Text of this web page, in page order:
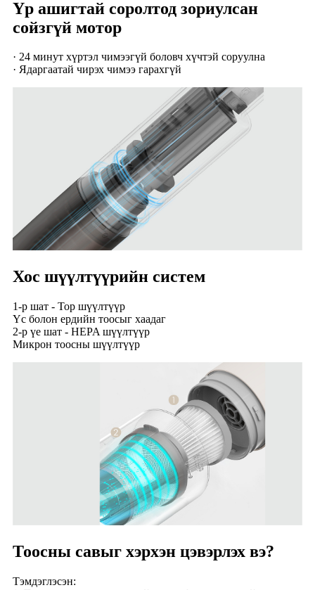
Үр ашигтай соролтод зориулсан
сойзгүй мотор
· 24 минут хүртэл чимээгүй боловч хүчтэй соруулна
· Ядаргаатай чирэх чимээ гарахгүй
Хос шүүлтүүрийн систем
1-р шат - Тор шүүлтүүр
Үс болон ердийн тоосыг хаадаг
2-р үе шат - HEPA шүүлтүүр
Микрон тоосны шүүлтүүр
Тоосны савыг хэрхэн цэвэрлэх вэ?
Тэмдэглэсэн: